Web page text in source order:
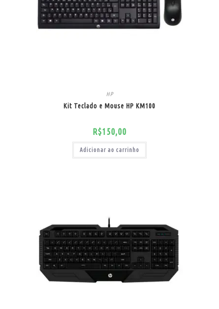
HP
Kit Teclado e Mouse HP KM100
R$150,00
Adicionar ao carrinho